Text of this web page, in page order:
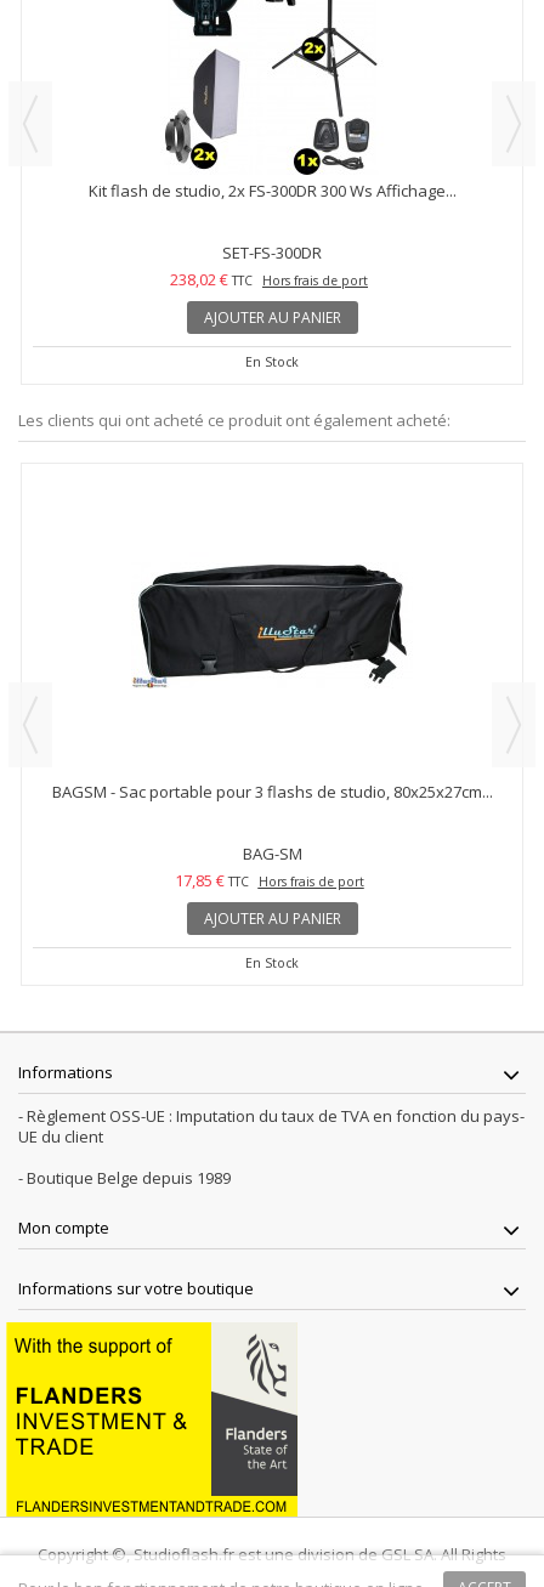
Kit flash de studio, 2x FS-300DR 300 Ws Affichage...
SET-FS-300DR
238,02 € TTC Hors frais de port
AJOUTER AU PANIER
En Stock
Les clients qui ont acheté ce produit ont également acheté:
BAGSM - Sac portable pour 3 flashs de studio, 80x25x27cm...
BAG-SM
17,85 € TTC Hors frais de port
AJOUTER AU PANIER
En Stock
Informations
- Règlement OSS-UE : Imputation du taux de TVA en fonction du pays-
UE du client
- Boutique Belge depuis 1989
Mon compte
Informations sur votre boutique
Copyright ©, Studioflash.fr est une division de GSL SA. All Rights